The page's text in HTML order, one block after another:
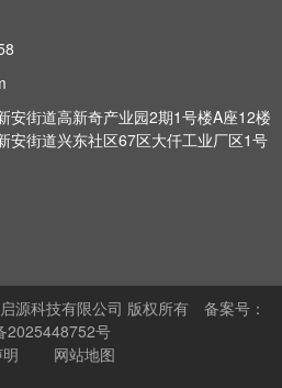
安街道高新奇产业园2期1号楼A座12楼
安街道兴东社区67区大仟工业厂区1号
源科技有限公司 版权所有
备案号：
2025448752号
网站地图